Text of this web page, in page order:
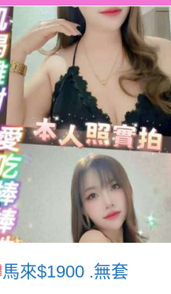
馬來$1900 .無套